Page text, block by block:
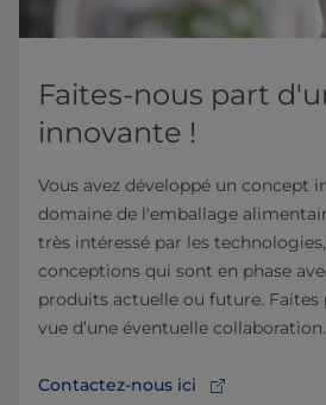
Faites-nous part
innovante !
Vous avez développé un concept
domaine de l'emballage
très intéressé par les
conceptions qui sont en phase
produits actuelle ou future. Faites
vue d’une éventuelle collaboration.
Contactez-nous ici